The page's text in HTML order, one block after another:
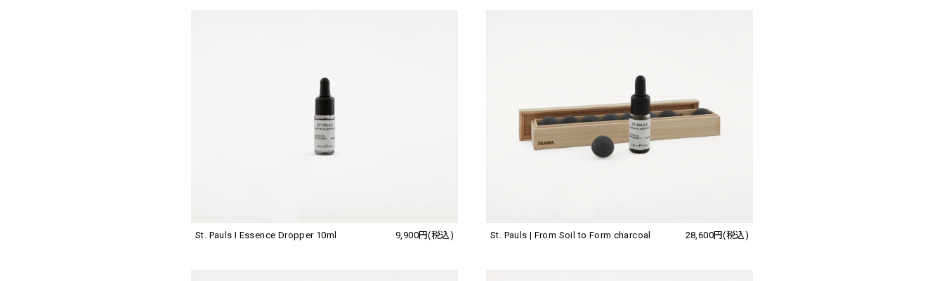
St. Pauls I Essence Dropper 10ml 9,900円(税込) St. Pauls | From Soil to Form charcoal 28,600円(税込)